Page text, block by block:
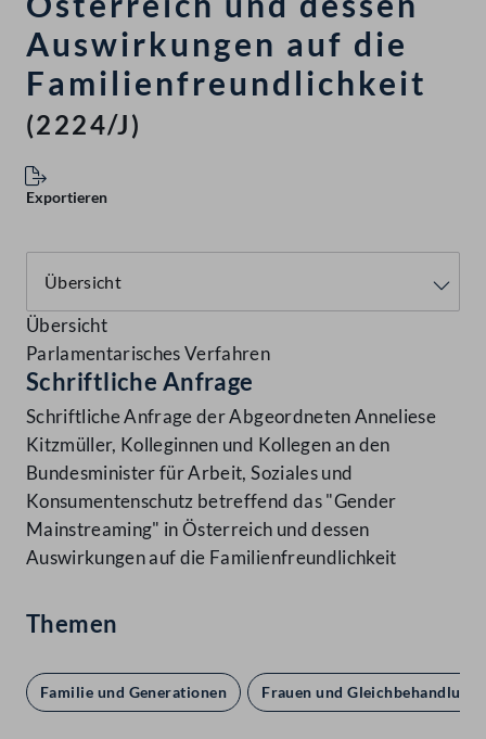
Auswirkungen auf die
Familienfreundlichkeit
(2224/J)
Exportieren
Übersicht
Parlamentarisches Verfahren
Schriftliche Anfrage
Schriftliche Anfrage der Abgeordneten Anneliese
Kitzmüller, Kolleginnen und Kollegen an den
Bundesminister für Arbeit, Soziales und
Konsumentenschutz betreffend das "Gender
Mainstreaming" in Österreich und dessen
Auswirkungen auf die Familienfreundlichkeit
Themen
Familie und Generationen Frauen und Gleichbehandlung